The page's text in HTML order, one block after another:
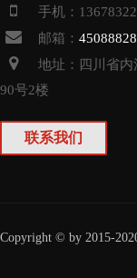
手机：
邮箱：
地址：四川省内
90号2楼
联系我们
Copyright © by 2015-